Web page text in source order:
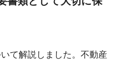
て解説しました。不動産